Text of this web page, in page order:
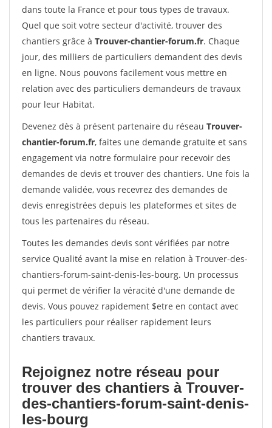
dans toute la France et pour tous types de travaux.
Quel que soit votre secteur d'activité, trouver des
chantiers grâce à Trouver-chantier-forum.fr. Chaque
jour, des milliers de particuliers demandent des devis
en ligne. Nous pouvons facilement vous mettre en
relation avec des particuliers demandeurs de travaux
pour leur Habitat.
Devenez dès à présent partenaire du réseau Trouver-
chantier-forum.fr, faites une demande gratuite et sans
engagement via notre formulaire pour recevoir des
demandes de devis et trouver des chantiers. Une fois la
demande validée, vous recevrez des demandes de
devis enregistrées depuis les plateformes et sites de
tous les partenaires du réseau.
Toutes les demandes devis sont vérifiées par notre
service Qualité avant la mise en relation à Trouver-des-
chantiers-forum-saint-denis-les-bourg. Un processus
qui permet de vérifier la véracité d'une demande de
devis. Vous pouvez rapidement $etre en contact avec
les particuliers pour réaliser rapidement leurs
chantiers travaux.
Rejoignez notre réseau pour
trouver des chantiers à Trouver-
des-chantiers-forum-saint-denis-
les-bourg